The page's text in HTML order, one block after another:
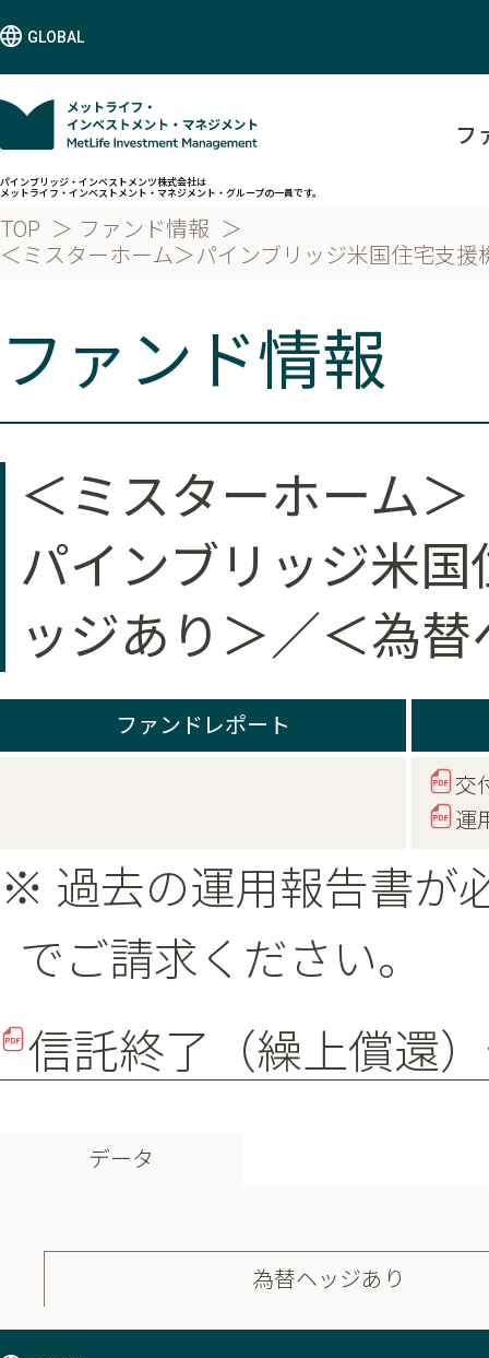
GLOBAL
パインブリッジ・インベストメンツ株式会社は
メットライフ・インベストメント・マネジメント・グループの一員です。
フ
TOP
ファンド情報
＜ミスターホーム＞パインブリッジ米国住宅支
ファンド情報
＜ミスターホーム＞
パインブリッジ米
ッジあり＞／＜為
ファンドレポート
交
運
※ 過去の運用報告書が
でご請求ください。
信託終了（繰上償還
データ
為替ヘッジあり